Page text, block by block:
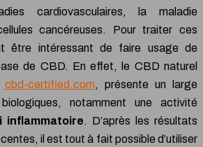
cardiovasculaires, la maladie
cancéreuses. Pour traiter ces
être intéressant de faire usage de
de CBD. En effet, le CBD naturel
cbd-certified.com, présente un large
notamment une activité
inflammatoire. D’après les résultats
il est tout à fait possible d’utiliser